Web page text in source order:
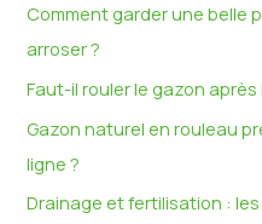
e
r
:
Comment garder une belle
arroser ?
Faut-il rouler le gazon
Gazon naturel en rouleau
ligne ?
Drainage et fertilisation :